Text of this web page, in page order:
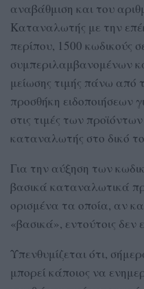
αναβάθμιση και του
Καταναλωτής με την
περίπου, 1500 κωδικούς
συμπεριλαμβανομένων
μείωσης τιμής πάνω από
προσθήκη ειδοποιήσεων
στις τιμές των
καταναλωτής στο δικό
Για την αύξηση των
βασικά καταναλωτικά
ορισμένα τα οποία, αν
«βασικά», εντούτοις δεν
Υπενθυμίζεται ότι,
μπορεί κάποιος να